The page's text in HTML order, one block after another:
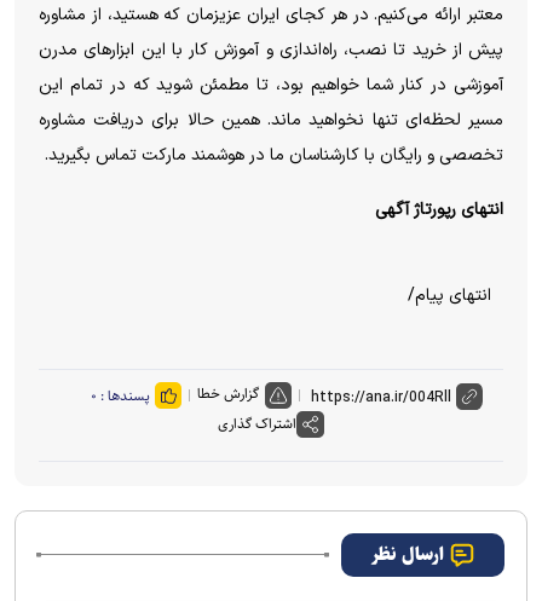
معتبر ارائه می‌کنیم. در هر کجای ایران عزیزمان که هستید، از مشاوره
پیش از خرید تا نصب، راه‌اندازی و آموزش کار با این ابزارهای مدرن
آموزشی در کنار شما خواهیم بود، تا مطمئن شوید که در تمام این
مسیر لحظه‌ای تنها نخواهید ماند. همین حالا برای دریافت مشاوره
تخصصی و رایگان با کارشناسان ما در هوشمند مارکت تماس بگیرید.
انتهای رپورتاژ آگهی
انتهای پیام/
گزارش خطا پسندها : ۰
اشتراک گذاری
ارسال نظر